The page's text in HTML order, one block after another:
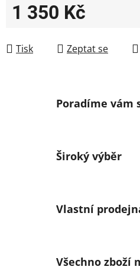
1 350 Kč
Tisk
Zeptat se
Poradíme vám
Široký výběr
Vlastní
Všechno zboží